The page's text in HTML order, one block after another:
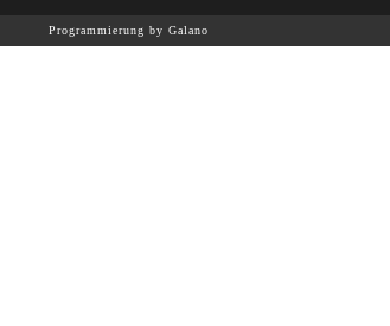
Programmierung by Galano